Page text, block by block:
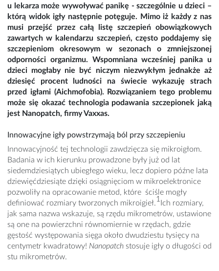
u lekarza może wywoływać panikę - szczególnie u dzieci –
którą widok igły następnie potęguje. Mimo iż każdy z nas
musi przejść przez całą listę szczepień obowiązkowych
zawartych w kalendarzu szczepień, często poddajemy się
szczepieniom okresowym w sezonach o zmniejszonej
odporności organizmu. Wspomniana wcześniej panika u
dzieci mogłaby nie być niczym niezwykłym jednakże aż
dziesięć procent ludności na świecie wykazuję strach
przed igłami (Aichmofobia). Rozwiązaniem tego problemu
może się okazać technologia podawania szczepionek jaką
jest Nanopatch, firmy Vaxxas.
Innowacyjne igły powstrzymają ból przy szczepieniu
Innowacyjność tej technologii zawdzięcza się mikroigłom.
Badania w ich kierunku prowadzone były już od lat
siedemdziesiątych ubiegłego wieku, lecz dopiero późne lata
dziewięćdziesiąte dzięki osiągnięciom w mikroelektronice
pozwoliły na opracowanie metod, które ściśle mogły
definiować rozmiary tworzonych mikroigieł.1 Ich rozmiary,
jak sama nazwa wskazuje, są rzędu mikrometrów, ustawione
są one na powierzchni równomiernie w rzędach, gdzie
gęstość występowania sięga około dwudziestu tysięcy na
centymetr kwadratowy! Nanopatch stosuje igły o długości od
stu mikrometrów.